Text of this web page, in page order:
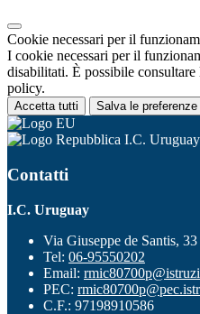
Cookie necessari per il
I cookie necessari per il
disabilitati. È possibile
policy.
Accetta tutti Salva le preferenze
I.C. Uruguay
Contatti
I.C. Uruguay
Via Giuseppe de Santis,
Tel: 06-95550202
Email:
PEC:
C.F.: 97198910586